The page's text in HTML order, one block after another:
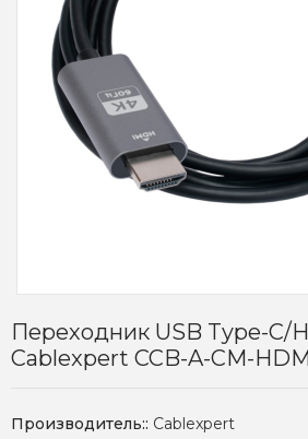
Переходник USB Type-C/
Cablexpert CCB-A-CM-
Производитель:: Cablexpert